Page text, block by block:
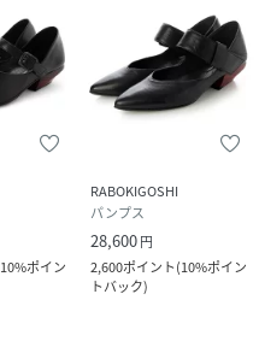
10%ポイン
RABOKIGOSHI
パンプス
28,600円
2,600ポイント(10%ポイン
トバック)